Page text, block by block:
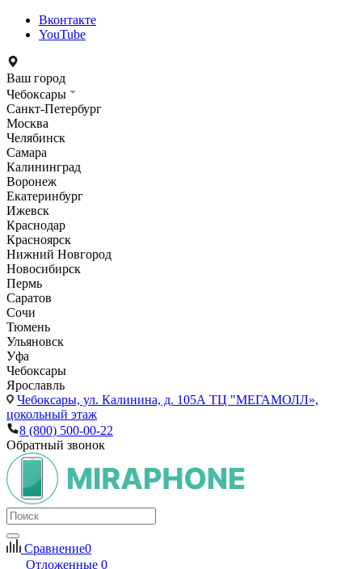
Вконтакте
YouTube
Ваш город
Чебоксары
Санкт-Петербург
Москва
Челябинск
Самара
Калининград
Воронеж
Екатеринбург
Ижевск
Краснодар
Красноярск
Нижний Новгород
Новосибирск
Пермь
Саратов
Сочи
Тюмень
Ульяновск
Уфа
Чебоксары
Ярославль
Чебоксары, ул. Калинина, д. 105А ТЦ "МЕГАМОЛЛ»,
цокольный этаж
8 (800) 500-00-22
Обратный звонок
Сравнение0
Отложенные 0